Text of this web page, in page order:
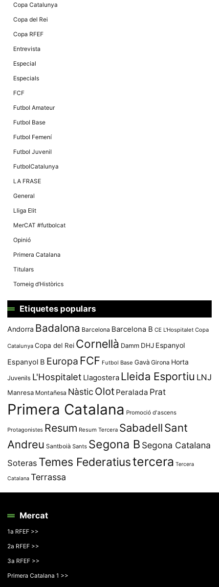
Copa Catalunya
Copa del Rei
Copa RFEF
Entrevista
Especial
Especials
FCF
Futbol Amateur
Futbol Base
Futbol Femení
Futbol Juvenil
FutbolCatalunya
LA FRASE
General
Lliga Elit
MerCAT #futbolcat
Opinió
Primera Catalana
Titulars
Torneig d’Històrics
Etiquetes populars
Andorra Badalona Barcelona Barcelona B CE L'Hospitalet Copa
Catalunya Copa del Rei Cornellà Damm DHJ Espanyol
Espanyol B Europa FCF Futbol Base Gavà Girona Horta
Juvenils L'Hospitalet Llagostera Lleida Esportiu LNJ
Manresa Montañesa Nàstic Olot Peralada Prat
Primera Catalana Promoció d'ascens
Protagonistes Resum Resum Tercera SabadellSant
Andreu Santboià Sants Segona B Segona Catalana
Soteras Temes Federatiustercera Tercera
Catalana Terrassa
Mercat
1a RFEF >>
2a RFEF >>
3a RFEF >>
Primera Catalana 1 >>